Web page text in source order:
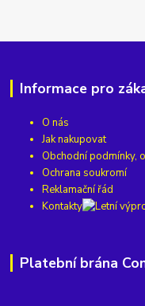
Informace pro
O nás
Jak nakupovat
Obchodní podmínky,
Ochrana soukromí
Reklamační řád
Kontakty
Platební brána